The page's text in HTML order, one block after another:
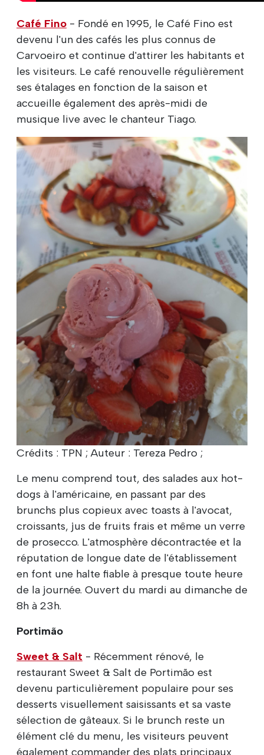
Café Fino - Fondé en 1995, le Café Fino est
devenu l'un des cafés les plus connus de
Carvoeiro et continue d'attirer les habitants et
les visiteurs. Le café renouvelle régulièrement
ses étalages en fonction de la saison et
accueille également des après-midi de
musique live avec le chanteur Tiago.
Crédits : TPN ; Auteur : Tereza Pedro ;
Le menu comprend tout, des salades aux hot-
dogs à l'américaine, en passant par des
brunchs plus copieux avec toasts à l'avocat,
croissants, jus de fruits frais et même un verre
de prosecco. L'atmosphère décontractée et la
réputation de longue date de l'établissement
en font une halte fiable à presque toute heure
de la journée. Ouvert du mardi au dimanche de
8h à 23h.
Portimão
Sweet & Salt - Récemment rénové, le
restaurant Sweet & Salt de Portimão est
devenu particulièrement populaire pour ses
desserts visuellement saisissants et sa vaste
sélection de gâteaux. Si le brunch reste un
élément clé du menu, les visiteurs peuvent
également commander des plats principaux